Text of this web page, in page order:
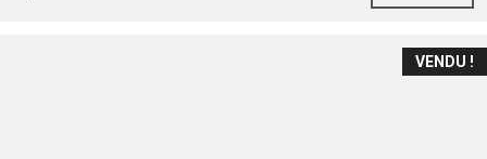
VENDU !